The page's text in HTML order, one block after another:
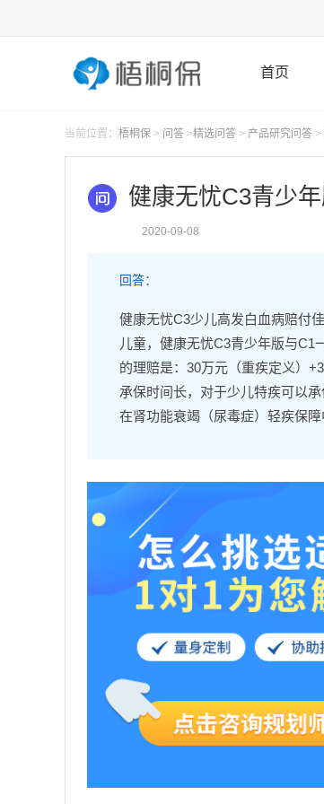
首页
当前位置： 梧桐保 > 问答 >精选问答 > 产品研究问答 >
健康无忧C3青少年
2020-09-08
回答：
健康无忧C3少儿高发白血病赔付
儿童，健康无忧C3青少年版与C1
的理赔是：30万元（重疾定义）
承保时间长，对于少儿特疾可以
在肾功能衰竭（尿毒症）轻疾保障